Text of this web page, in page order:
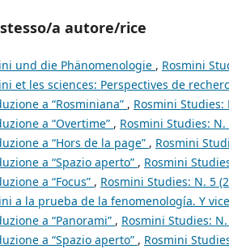
a autore/rice
und die Phänomenologie , Rosmini
et les sciences: Perspectives de
a “Rosminiana” , Rosmini Studies:
a “Overtime” , Rosmini Studies: N.
a “Hors de la page” , Rosmini
a “Spazio aperto” , Rosmini
a “Focus” , Rosmini Studies: N. 5
a la prueba de la fenomenología. Y
a “Panorami” , Rosmini Studies:
a “Spazio aperto” , Rosmini